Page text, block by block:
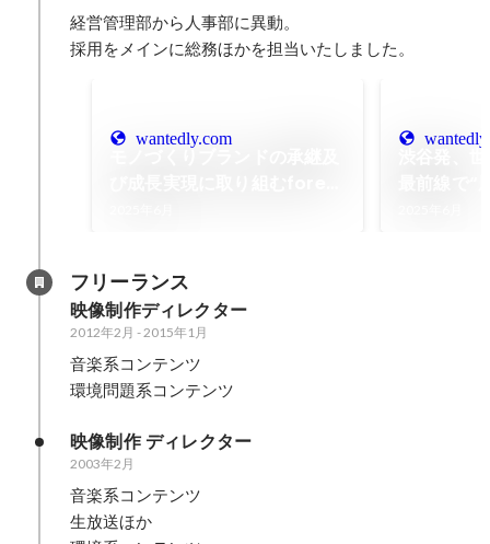
経営管理部から人事部に異動。
採用をメインに総務ほかを担当いたしました。
wantedly.com
フリーランス
映像制作ディレクター
2012年2月 - 2015年1月
音楽系コンテンツ
環境問題系コンテンツ
映像制作 ディレクター
2003年2月
音楽系コンテンツ
生放送ほか